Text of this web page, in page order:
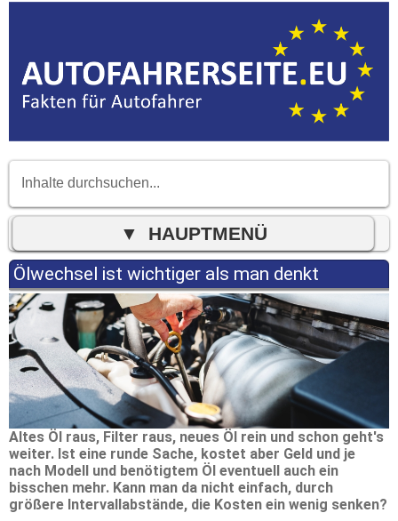
Ölwechsel ist wichtiger als man denkt
Altes Öl raus, Filter raus, neues Öl rein und schon geht's
weiter. Ist eine runde Sache, kostet aber Geld und je
nach Modell und benötigtem Öl eventuell auch ein
bisschen mehr. Kann man da nicht einfach, durch
größere Intervallabstände, die Kosten ein wenig senken?